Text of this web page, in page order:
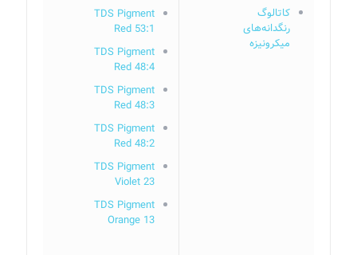
کاتالوگ
رنگدانه‌های
میکرونیزه
TDS Pigment
Red 53:1
TDS Pigment
Red 48:4
TDS Pigment
Red 48:3
TDS Pigment
Red 48:2
TDS Pigment
Violet 23
TDS Pigment
Orange 13